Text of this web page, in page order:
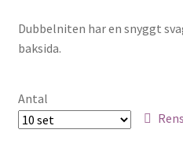
Väsktillbehör
Öljetter
Dubbelniten har en snyggt
baksida.
Antal